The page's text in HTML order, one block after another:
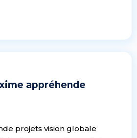
appréhende
projets vision globale